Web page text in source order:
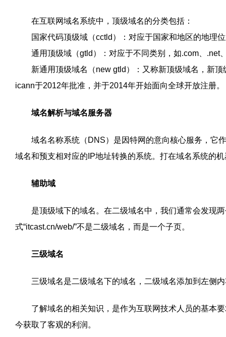
在互联网域名系统中，顶级域名的分类包括：
国家代码顶级域（cctld）：对应于国家和地区的地理位
通用顶级域（gtld）：对应于不同类别，如.com、.net
新通用顶级域名（new gtld）：又称新顶级域名，新顶
icann于2012年批准，并于2014年开始面向全球开放注册。
域名解析与域名服务器
域名名称系统（DNS）是因特网的意向核心服务，它
域名和预支相对应的IP地址转换的系统。打在域名系统的
辅助域
是顶级域下的域名。在二级域名中，我们通常会发现两
式“itcast.cn/web/”不是二级域名，而是一个子页。
三级域名
三级域名是二级域名下的域名，二级域名添加到左侧内
了解域名的相关知识，是作为互联网技术人员的基本要
今获取了客观的利润。